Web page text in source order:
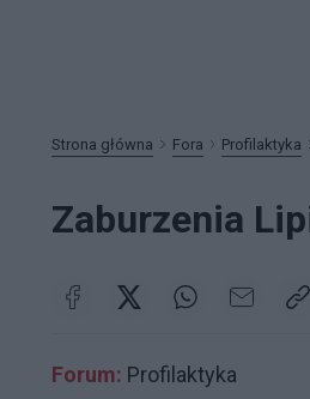
Strona główna Fora Profilaktyka
Zaburzenia
Forum: Profilaktyka